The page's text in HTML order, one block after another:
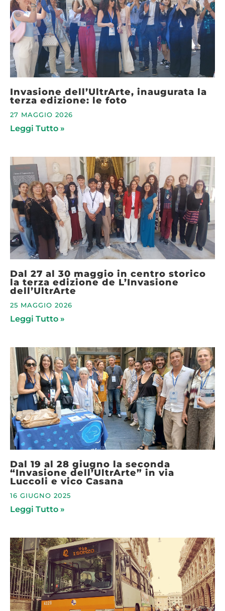
Invasione dell’UltrArte, inaugurata la
terza edizione: le foto
27 MAGGIO 2026
Leggi Tutto »
Dal 27 al 30 maggio in centro storico
la terza edizione de L’Invasione
dell’UltrArte
25 MAGGIO 2026
Leggi Tutto »
Dal 19 al 28 giugno la seconda
“Invasione dell’UltrArte” in via
Luccoli e vico Casana
16 GIUGNO 2025
Leggi Tutto »